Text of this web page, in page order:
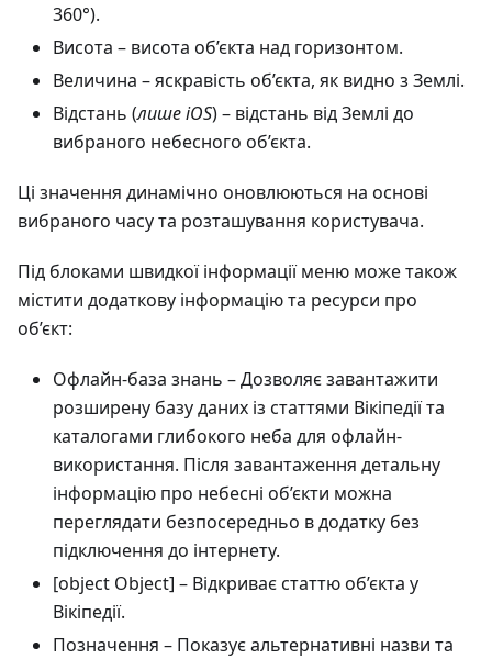
360°).
Висота – висота об’єкта над горизонтом.
Величина – яскравість об’єкта, як видно з Землі.
Відстань (лише iOS) – відстань від Землі до
вибраного небесного об’єкта.
Ці значення динамічно оновлюються на основі
вибраного часу та розташування користувача.
Під блоками швидкої інформації меню може також
містити додаткову інформацію та ресурси про
об’єкт:
Офлайн-база знань – Дозволяє завантажити
розширену базу даних із статтями Вікіпедії та
каталогами глибокого неба для офлайн-
використання. Після завантаження детальну
інформацію про небесні об’єкти можна
переглядати безпосередньо в додатку без
підключення до інтернету.
[object Object] – Відкриває статтю об’єкта у
Вікіпедії.
Позначення – Показує альтернативні назви та